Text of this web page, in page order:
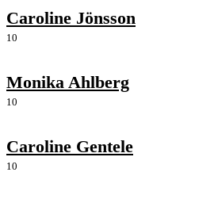
Caroline Jönsson
10
Monika Ahlberg
10
Caroline Gentele
10